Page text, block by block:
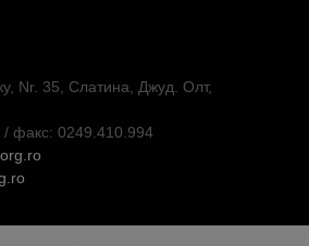
Nr. 35, Слатина, Джуд. Олт,
факс: 0249.410.994